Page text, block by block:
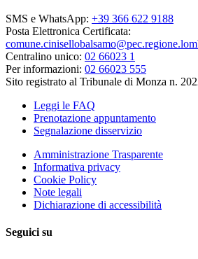
SMS e WhatsApp: +39 366 622 9188
Posta Elettronica Certificata:
Centralino unico: 02 66023 1
Per informazioni: 02 66023 555
Sito registrato al Tribunale di Monza n.
Leggi le FAQ
Prenotazione appuntamento
Segnalazione disservizio
Amministrazione Trasparente
Informativa privacy
Cookie Policy
Note legali
Dichiarazione di accessibilità
Seguici su